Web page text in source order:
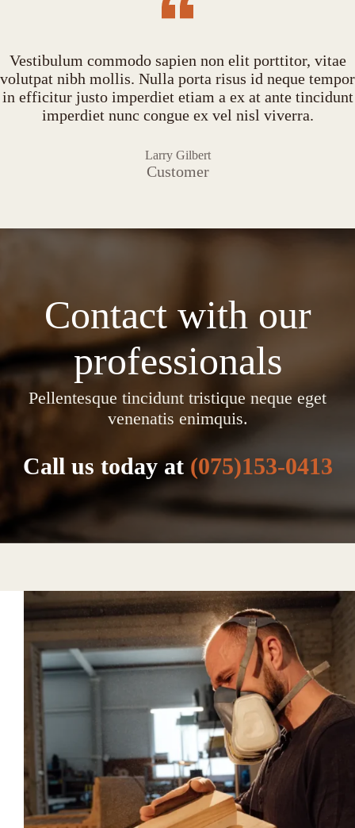
Vestibulum commodo sapien non elit porttitor, vitae
volutpat nibh mollis. Nulla porta risus id neque tempor
in efficitur justo imperdiet etiam a ex at ante tincidunt
imperdiet nunc congue ex vel nisl viverra.
Larry Gilbert
Customer
Contact with our
professionals
Pellentesque tincidunt tristique neque eget
venenatis enimquis.
Call us today at (075)153-0413